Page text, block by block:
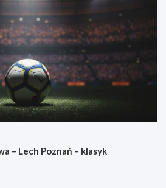
– Lech Poznań – klasyk